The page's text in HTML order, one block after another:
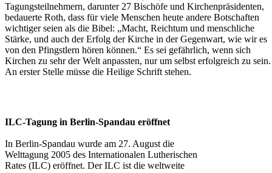
Tagungsteilnehmern, darunter 27 Bischöfe und Kirchenpräsidenten,
bedauerte Roth, dass für viele Menschen heute andere Botschaften
wichtiger seien als die Bibel: „Macht, Reichtum und menschliche
Stärke, und auch der Erfolg der Kirche in der Gegenwart, wie wir es
von den Pfingstlern hören können.“ Es sei gefährlich, wenn sich
Kirchen zu sehr der Welt anpassten, nur um selbst erfolgreich zu sein.
An erster Stelle müsse die Heilige Schrift stehen.
ILC-Tagung in Berlin-Spandau eröffnet
In Berlin-Spandau wurde am 27. August die
Welttagung 2005 des Internationalen Lutherischen
Rates (ILC) eröffnet. Der ILC ist die weltweite